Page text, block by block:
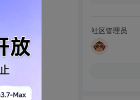
社区管理员